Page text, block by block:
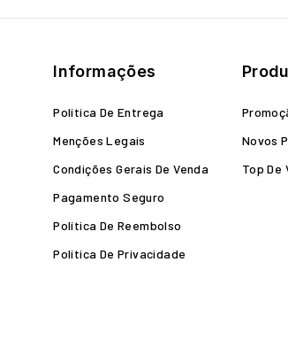
Informações
Política De Entrega
Menções Legais
Condições Gerais De Venda
Pagamento Seguro
Política De Reembolso
Política De Privacidade
Novos
Top De